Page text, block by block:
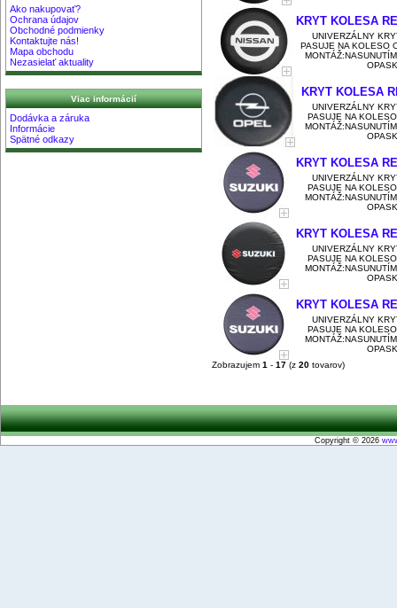
Ako nakupovať?
Ochrana údajov
Obchodné podmienky
Kontaktujte nás!
Mapa obchodu
Nezasielať aktuality
Viac informácií
Dodávka a záruka
Informácie
Spätné odkazy
KRYT KOLESA
UNIVERZÁLNY
PASUJE NA KOLESO
KRYT KOLESA
UNIVERZÁLNY
PASUJE NA
KRYT KOLESA
UNIVERZÁLNY
PASUJE NA
KRYT KOLESA
UNIVERZÁLNY
PASUJE NA
KRYT KOLESA
UNIVERZÁLNY
PASUJE NA
Zobrazujem 1 - 17 (z 20 tovarov)
Copyright © 2026